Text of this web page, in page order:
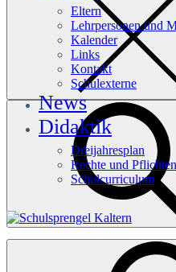
Eltern
Lehrpersonen und
Kalender
Links
Kontakt
Schulexterne
News
Didaktik
Dreijahresplan
Rechte und Pflichten
Schulcurriculum
Häufige